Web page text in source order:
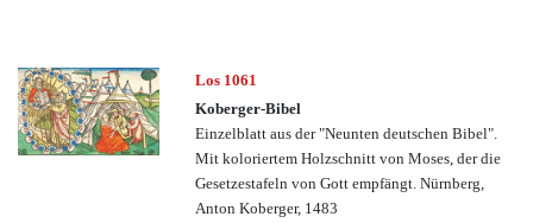
Los 1061
Koberger-Bibel
Einzelblatt aus der "Neunten deutschen Bibel".
Mit koloriertem Holzschnitt von Moses, der die
Gesetzestafeln von Gott empfängt. Nürnberg,
Anton Koberger, 1483